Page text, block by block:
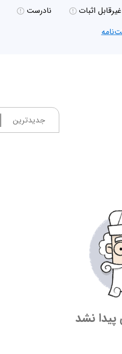
غیر‌قابل اثبات نادرست
جدیدترین
نشد